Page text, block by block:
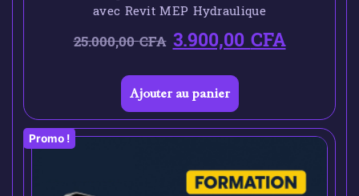
avec Revit MEP Hydraulique
25.000,00CFA 3.900,00CFA
Ajouter au panier
Promo !